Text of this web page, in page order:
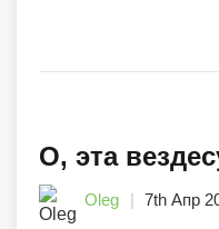
О, эта
Oleg 7th Апр